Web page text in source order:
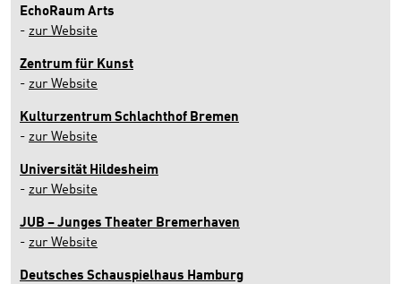
EchoRaum Arts
- zur Website
Zentrum für Kunst
- zur Website
Kulturzentrum Schlachthof Bremen
- zur Website
Universität Hildesheim
- zur Website
JUB – Junges Theater Bremerhaven
- zur Website
Deutsches Schauspielhaus Hamburg